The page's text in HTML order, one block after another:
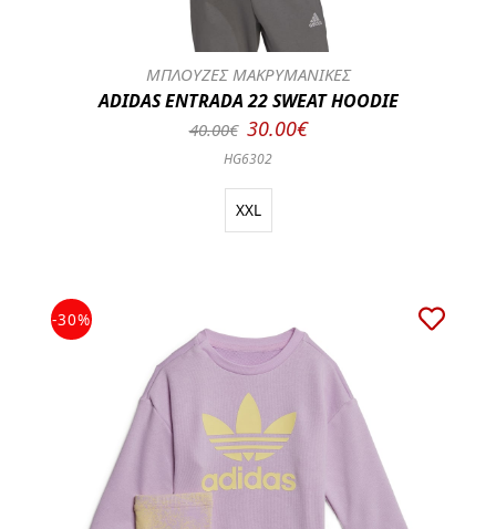
ΜΠΛΟΥΖΕΣ ΜΑΚΡΥΜΑΝΙΚΕΣ
ADIDAS ENTRADA 22 SWEAT HOODIE
40.00€ 30.00€
HG6302
XXL
-30%